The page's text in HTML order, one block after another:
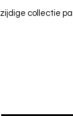
collectie